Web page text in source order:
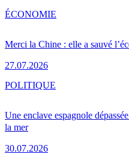
Merci la Chine : elle a sauvé
27.07.2026
ÉCONOMIE
Une enclave espagnole
la mer
30.07.2026
POLITIQUE